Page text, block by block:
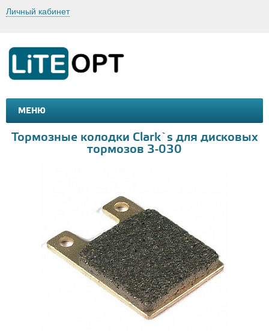
Личный кабинет
МЕНЮ
МАШИНКИ И МОТОЦИКЛЫ
Тормозные колодки Clark`s для дисковых
тормозов 3-030